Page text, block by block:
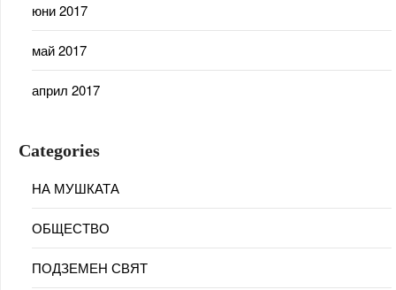
юни 2017
май 2017
април 2017
Categories
НА МУШКАТА
ОБЩЕСТВО
ПОДЗЕМЕН СВЯТ